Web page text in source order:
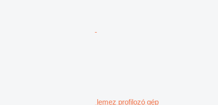
lemez profilozó gép